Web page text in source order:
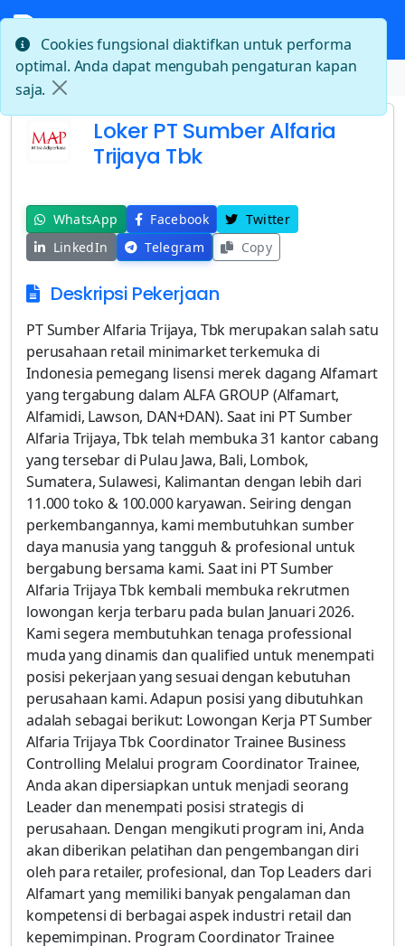
Beranda Loker PT Sumber Alfaria Trijaya Tbk
Loker PT Sumber Alfaria
Trijaya Tbk
WhatsApp Facebook
Twitter
LinkedIn
Telegram Copy
Deskripsi Pekerjaan
PT Sumber Alfaria Trijaya, Tbk merupakan salah satu
perusahaan retail minimarket terkemuka di
Indonesia pemegang lisensi merek dagang Alfamart
yang tergabung dalam ALFA GROUP (Alfamart,
Alfamidi, Lawson, DAN+DAN). Saat ini PT Sumber
Alfaria Trijaya, Tbk telah membuka 31 kantor cabang
yang tersebar di Pulau Jawa, Bali, Lombok,
Sumatera, Sulawesi, Kalimantan dengan lebih dari
11.000 toko & 100.000 karyawan. Seiring dengan
perkembangannya, kami membutuhkan sumber
daya manusia yang tangguh & profesional untuk
bergabung bersama kami. Saat ini PT Sumber
Alfaria Trijaya Tbk kembali membuka rekrutmen
lowongan kerja terbaru pada bulan Januari 2026.
Kami segera membutuhkan tenaga professional
muda yang dinamis dan qualified untuk menempati
posisi pekerjaan yang sesuai dengan kebutuhan
perusahaan kami. Adapun posisi yang dibutuhkan
adalah sebagai berikut: Lowongan Kerja PT Sumber
Alfaria Trijaya Tbk Coordinator Trainee Business
Controlling Melalui program Coordinator Trainee,
Anda akan dipersiapkan untuk menjadi seorang
Leader dan menempati posisi strategis di
perusahaan. Dengan mengikuti program ini, Anda
akan diberikan pelatihan dan pengembangan diri
oleh para retailer, profesional, dan Top Leaders dari
Alfamart yang memiliki banyak pengalaman dan
kompetensi di berbagai aspek industri retail dan
kepemimpinan. Program Coordinator Trainee
Cookies fungsional diaktifkan untuk performa
optimal. Anda dapat mengubah pengaturan kapan
saja.